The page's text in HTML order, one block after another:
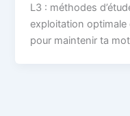
L3 : méthodes
exploitation
pour maintenir ta